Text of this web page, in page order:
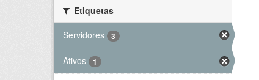
Etiquetas
Servidores
3
Ativos 1